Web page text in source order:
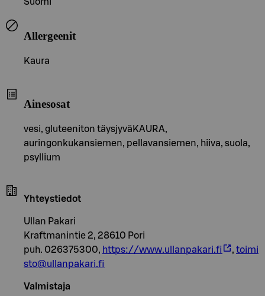
Allergeenit
Kaura
Ainesosat
vesi, gluteeniton täysjyväKAURA,
auringonkukansiemen, pellavansiemen, hiiva, suola,
psyllium
Yhteystiedot
Ullan Pakari
Kraftmanintie 2, 28610 Pori
puh. 026375300, https://www.ullanpakari.fi , toimi
sto@ullanpakari.fi
Valmistaja